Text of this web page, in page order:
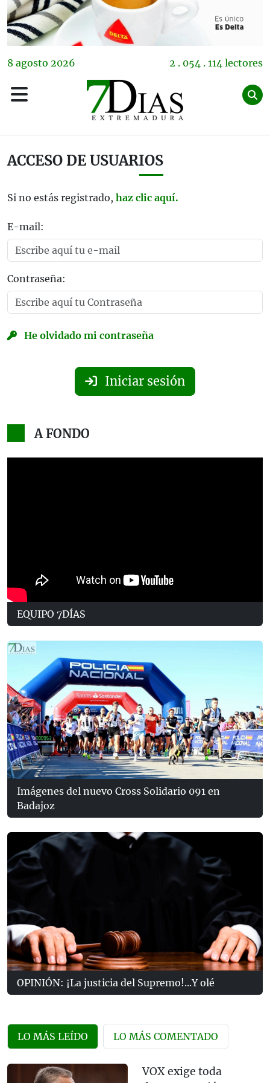
8 agosto 2026 2 . 054 . 114 lectores
ACCESO DE USUARIOS
Si no estás registrado, haz clic aquí.
E-mail:
Contraseña:
He olvidado mi contraseña
Iniciar sesión
A FONDO
EQUIPO 7DÍAS
Imágenes del nuevo Cross Solidario 091 en
Badajoz
OPINIÓN: ¡La justicia del Supremo!...Y olé
LO MÁS LEÍDO LO MÁS COMENTADO
VOX exige toda